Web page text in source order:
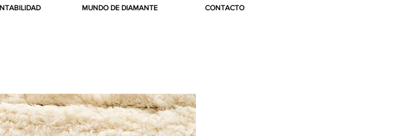
MUNDO DE DIAMANTE CONTACTO